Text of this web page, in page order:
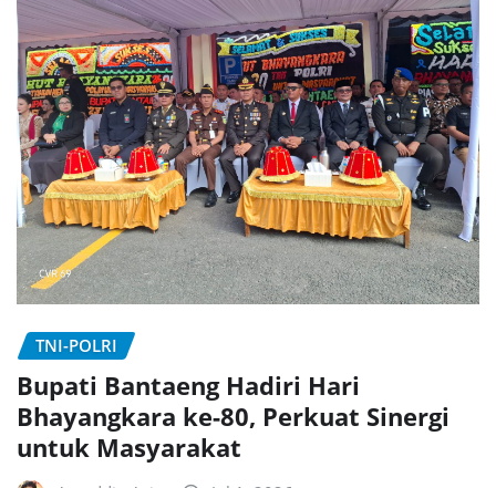
TNI-POLRI
Bupati Bantaeng Hadiri Hari
Bhayangkara ke-80, Perkuat Sinergi
untuk Masyarakat